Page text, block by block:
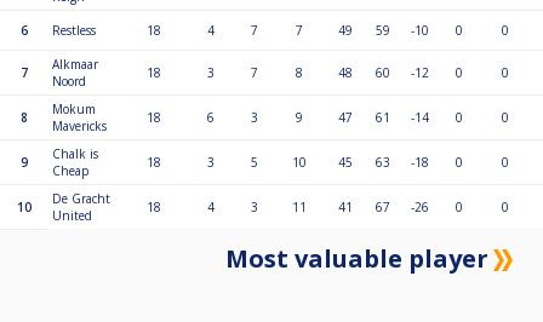
6 Restless 18 4 7 7 49 59 -10 0 0
7
Alkmaar
Noord
18 3 7 8 48 60 -12 0 0
8
Mokum
Mavericks
18 6 3 9 47 61 -14 0 0
9
Chalk is
Cheap
18 3 5 10 45 63 -18 0 0
10
De Gracht
United
18 4 3 11 41 67 -26 0 0
Most valuable player